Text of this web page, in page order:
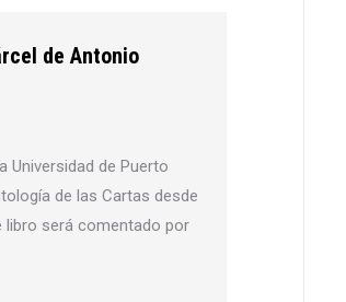
de Antonio
Universidad de Puerto
de las Cartas desde
libro será comentado por